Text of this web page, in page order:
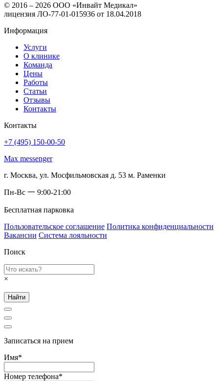
© 2016 – 2026 ООО «Инвайт Медикал»
лицензия ЛО-77-01-015936 от 18.04.2018
Информация
Услуги
О клинике
Команда
Цены
Работы
Статьи
Отзывы
Контакты
Контакты
+7 (495) 150-00-50
Max messenger
г. Москва, ул. Мосфильмовская д. 53 м. Раменки
Пн-Вс 一 9:00-21:00
Бесплатная парковка
Пользовательское соглашение Политика конфиденциальности
Вакансии Система лояльности
Поиск
×
Найти
Записаться на прием
Имя*
Номер телефона*